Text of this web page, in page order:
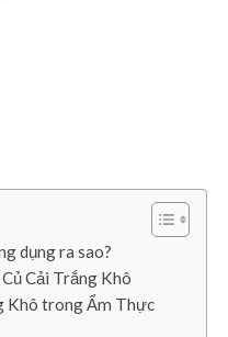
dụng ra sao?
Cải Trắng Khô
Khô trong Ẩm Thực